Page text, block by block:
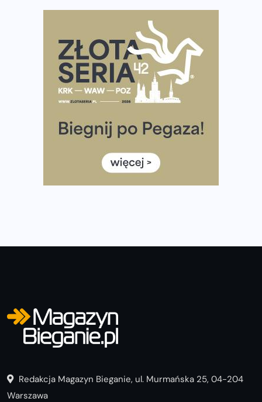
Rozbiegany Olsztyn szykuje się na weekend z
półmaratonem
Już w tę sobotę 35. Bieg Powstania Warszawskiego.
Wystartuje rekordowa liczba uczestników
35. Bieg Powstania Warszawskiego – praktyczny
Ile razy w tygodniu biegać? 3 treningi wystarczą? Jak
często biegać, żeby robić postępy
Już w ten weekend! Przed nami Nocny Portowy Maraton
i Półmaraton Szczeciński. Wszystko, co warto wiedzieć
Redakcja Magazyn Bieganie, ul. Murmańska 25, 04-204
Warszawa